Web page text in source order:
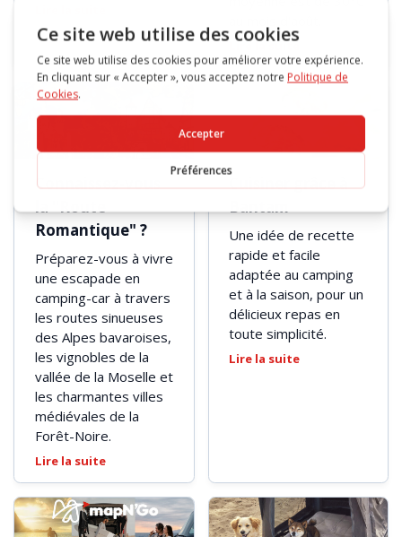
Lire la suite
Connaissez-vous
Romantique" ?
Préparez-vous à vivre
une escapade en
camping-car à travers
les routes sinueuses
des Alpes bavaroises,
les vignobles de la
vallée de la Moselle et
les charmantes villes
médiévales de la
Forêt-Noire.
Lire la suite
Cuisiner grâce à
Une idée de recette
rapide et facile
adaptée au camping
et à la saison, pour un
délicieux repas en
toute simplicité.
Lire la suite